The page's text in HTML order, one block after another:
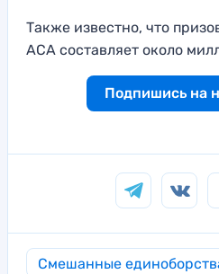
Также известно, что
АСА составляет около
Подпишись на
Смешанные